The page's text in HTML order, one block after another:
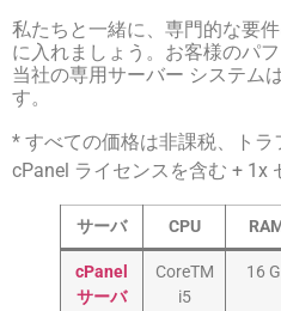
私たちと一緒に、専門的な要
に入れましょう。 お客様のパ
当社の専用サーバー システム
す。
* すべての価格は非課税、トラ
cPanel ライセンスを含む + 1x
サーバ CPU
cPanel
サーバ
CoreTM
i5
16